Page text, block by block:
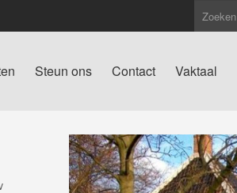
Steun ons Contact Vaktaal